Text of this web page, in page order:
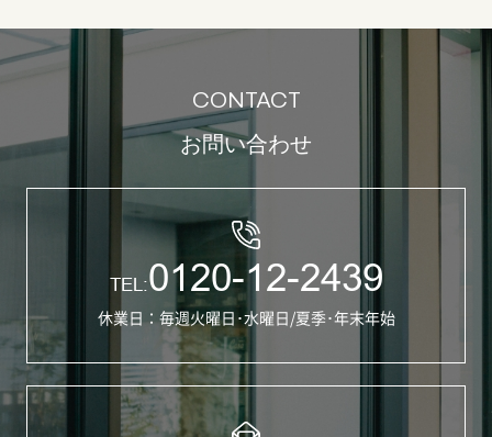
CONTACT
お問い合わせ
TEL:0120-12-2439
休業日：毎週火曜日･水曜日/夏季･年末年始